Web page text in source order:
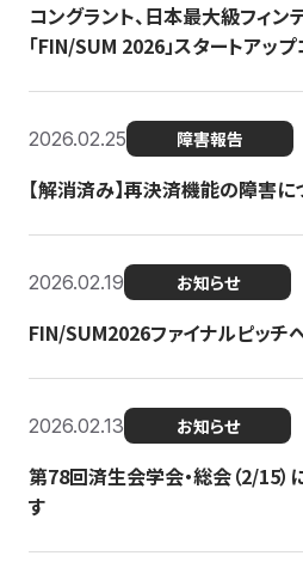
コングラント、日本最大級フィン
「FIN/SUM 2026」スタートアッ
2026.02.25 障害報告
【解消済み】再決済機能の障害に
2026.02.19 お知らせ
FIN/SUM2026ファイナルピッチ
2026.02.13 お知らせ
第78回済生会学会・総会（2/15
す